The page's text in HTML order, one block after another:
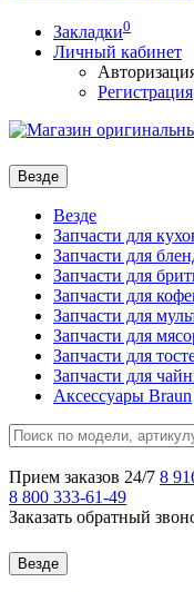
Закладки0
Личный кабинет
Регистрация
Везде
Везде
Запчасти для
Запчасти для
Запчасти для
Запчасти для
Запчасти для
Запчасти для
Запчасти для
Запчасти для
Аксессуары Braun
Прием заказов 24/7 8
8 800 333-61-49
Заказать обратный
Везде